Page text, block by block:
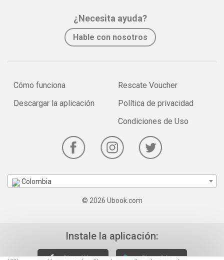
¿Necesita ayuda?
Hable con nosotros
Cómo funciona
Descargar la aplicación
Rescate Voucher
Política de privacidad
Condiciones de Uso
Colombia
© 2026 Ubook.com
Instale la aplicación: